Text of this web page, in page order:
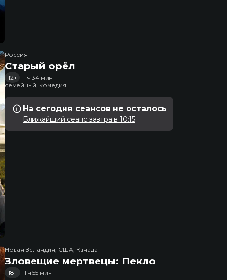
Россия
Старый орёл
12+
1 ч 34 мин
семейный, комедия
На сегодня сеансов не осталось
Ближайший сеанс завтра в 10:15
Новая Зеландия, США, Канада
Зловещие мертвецы: Пекло
18+
1 ч 55 мин